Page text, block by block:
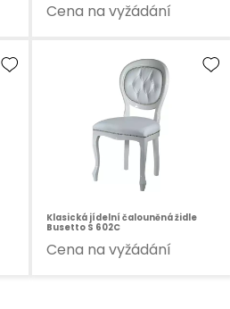
Cena na vyžádání
Klasická jídelní čalouněná židle
Busetto S 602C
Cena na vyžádání